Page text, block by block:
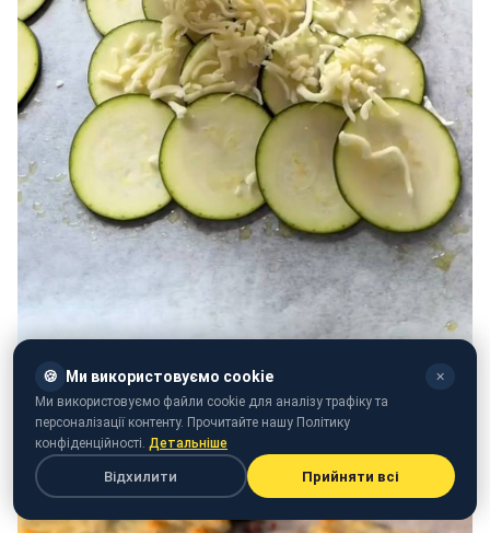
🍪 Ми використовуємо cookie ✕
Ми використовуємо файли cookie для аналізу трафіку та
персоналізації контенту. Прочитайте нашу Політику
конфіденційності. Детальніше
Відхилити Прийняти всі